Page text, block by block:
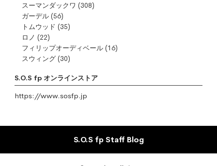
スーマンダックワ (308)
ガーデル (56)
トムウッド (35)
ロノ (22)
フィリップオーディベール (16)
スウィング (30)
S.O.S fp オンラインストア
https://www.sosfp.jp
S.O.S fp Staff Blog